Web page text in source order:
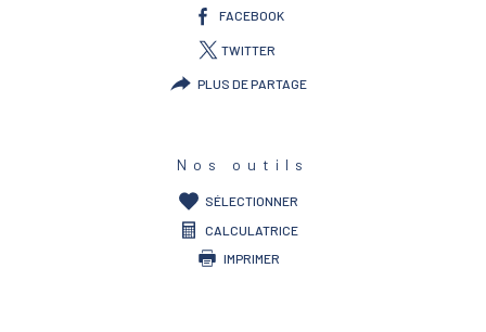
FACEBOOK
TWITTER
PLUS DE PARTAGE
Nos outils
SÉLECTIONNER
CALCULATRICE
IMPRIMER